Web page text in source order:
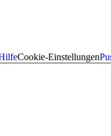
Cookie-Einstellungen